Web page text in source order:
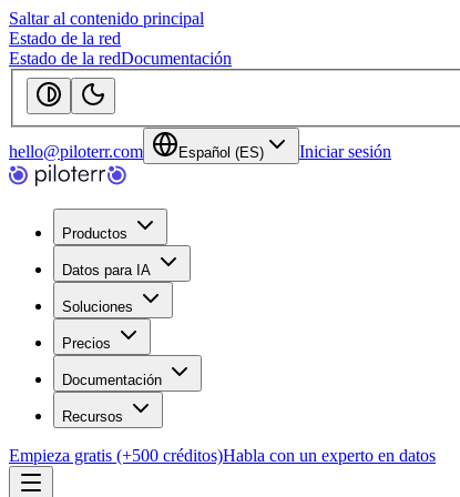
Saltar al contenido principal
Estado de la red
Estado de la redDocumentación
hello@piloterr.com Español (ES) Iniciar sesión
Productos
Datos para IA
Soluciones
Precios
Documentación
Recursos
Empieza gratis (+500 créditos)Habla con un experto en datos